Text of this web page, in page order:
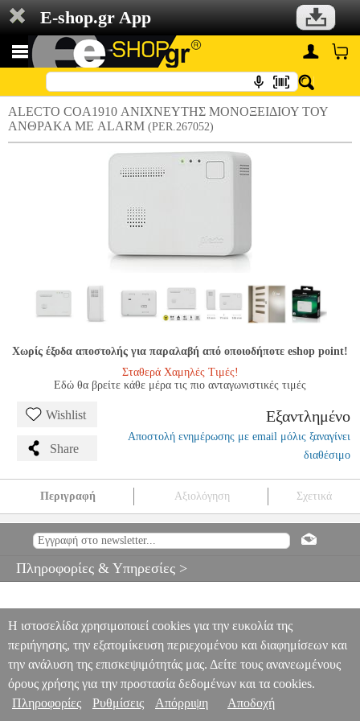
E-shop.gr App
ALECTO COA1910 ΑΝΙΧΝΕΥΤΗΣ ΜΟΝΟΞΕΙΔΙΟΥ ΤΟΥ
ΑΝΘΡΑΚΑ ΜΕ ALARM (PER.267052)
Χωρίς έξοδα αποστολής για παραλαβή από οποιοδήποτε eshop point!
Σταθερά Χαμηλές Τιμές!
Εδώ θα βρείτε κάθε μέρα τις πιο ανταγωνιστικές τιμές
Wishlist
Share
Εξαντλημένο
Αποστολή ενημέρωσης με email μόλις ξαναγίνει
διαθέσιμο
Περιγραφή Αξιολόγηση Σχετικά
ΑΝΘΡΑΚΑ ΜΕ ALARM
PER.267052
ALECTO
ΜΟΝΟΞΕΙΔΙΟΥ ΤΟΥ ΑΝΘΡΑΚΑ ΜΕ ALARM
Πληροφορίες & Υπηρεσίες >
Η ιστοσελίδα χρησιμοποιεί cookies για την ευκολία της
περιήγησης, την εξατομίκευση περιεχομένου και διαφημίσεων και
την ανάλυση της επισκεψιμότητάς μας. Δείτε τους ανανεωμένους
όρους χρήσης για την προστασία δεδομένων και τα cookies.
Πληροφορίες
Ρυθμίσεις Απόρριψη Αποδοχή